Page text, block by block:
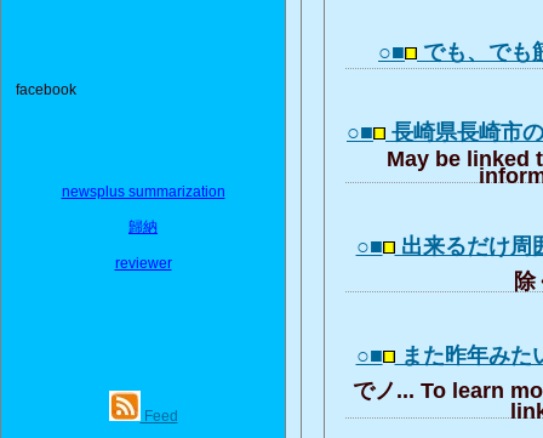
facebook
newsplus summarization
歸納
reviewer
Feed
○■ でも、でも
○■ 長崎県長崎市
May be linked
○■ 出来るだけ
除
○■ また昨年み
でノ... To learn